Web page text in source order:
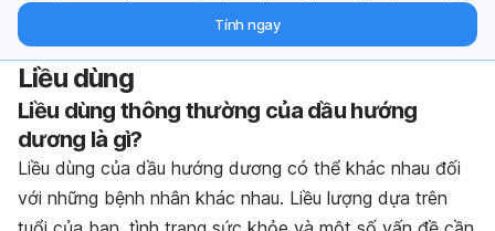
Tính ngay
Liều dùng
Liều dùng thông thường của dầu hướng
dương là gì?
Liều dùng của dầu hướng dương có thể khác nhau đối
với những bệnh nhân khác nhau. Liều lượng dựa trên